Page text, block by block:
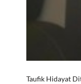
Taufik Hidayat